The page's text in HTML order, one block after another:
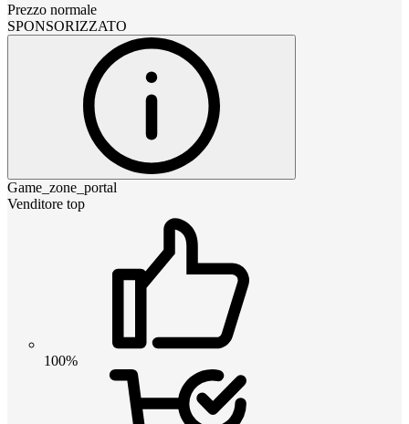
Prezzo normale
SPONSORIZZATO
Game_zone_portal
Venditore top
100%